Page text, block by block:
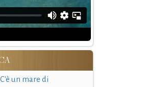
C'è un mare di